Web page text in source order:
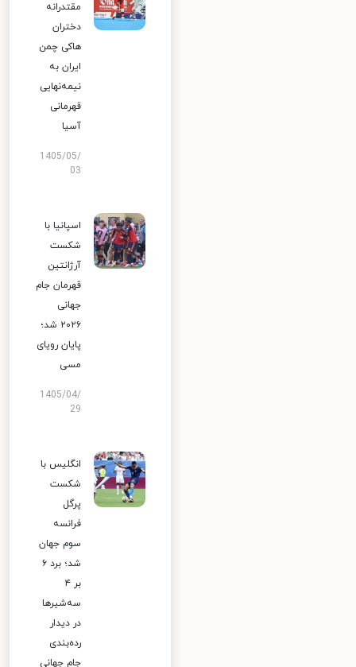
مقتدرانه
دختران
هاکی چمن
ایران به
نیمه‌نهایی
قهرمانی
آسیا
1405/05/
03
اسپانیا با
شکست
آرژانتین
قهرمان جام
جهانی
۲۰۲۶ شد؛
پایان رویای
مسی
1405/04/
29
انگلیس با
شکست
پرگل
فرانسه
سوم جهان
شد؛ برد ۶
بر ۴
سه‌شیرها
در دیدار
رده‌بندی
جام جهانی